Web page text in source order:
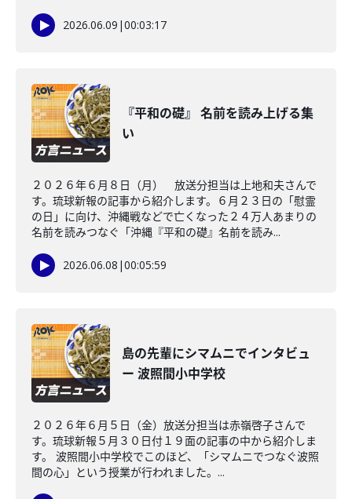
2026.06.09 |00:03:17
『平和の礎』 名前を読み上げる集
い
２０２６年６月８日（月） 放送分担当は上地和夫さんで
す。琉球新報の記事から紹介します。６月２３日の「慰霊
の日」に向け、沖縄戦などで亡くなった２４万人あまりの
名前を読みつなぐ「沖縄『平和の礎』名前を読み...
2026.06.08 |00:05:59
島の先輩にシマムニでインタビュ
ー 波照間小中学校
２０２６年６月５日（金）放送分担当は赤嶺啓子さんで
す。琉球新報５月３０日付１９面の記事の中から紹介しま
す。 波照間小中学校でこのほど、「シマムニでつなぐ波照
間の心」という授業が行われました。...